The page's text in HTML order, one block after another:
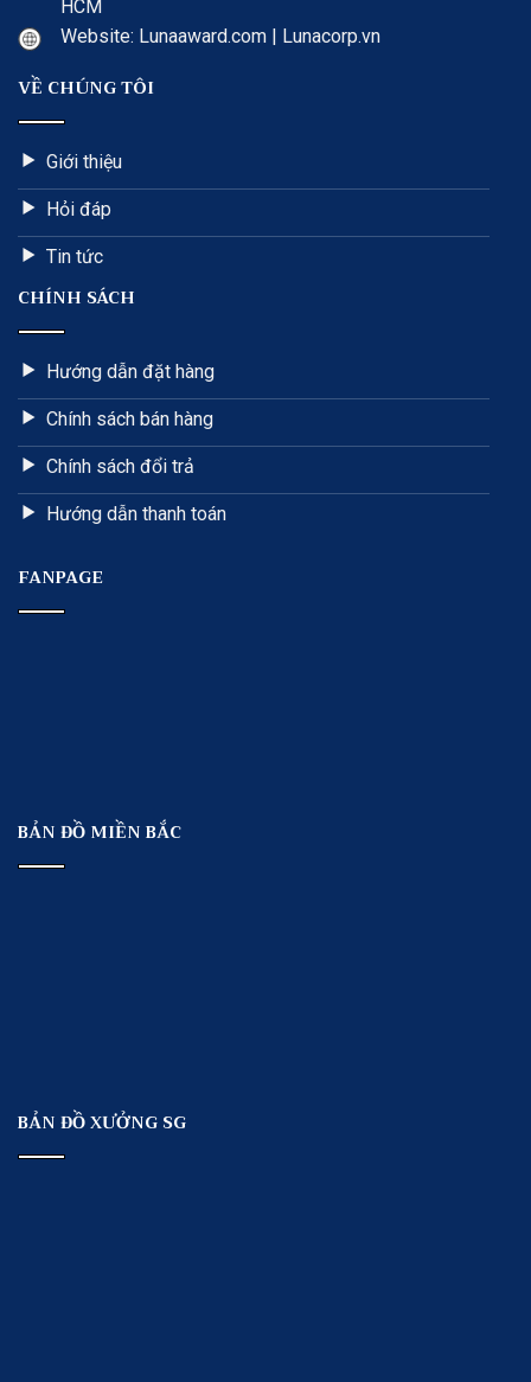
HCM
Website: Lunaaward.com | Lunacorp.vn
VỀ CHÚNG TÔI
Giới thiệu
Hỏi đáp
Tin tức
CHÍNH SÁCH
Hướng dẫn đặt hàng
Chính sách bán hàng
Chính sách đổi trả
Hướng dẫn thanh toán
FANPAGE
BẢN ĐỒ MIỀN BẮC
BẢN ĐỒ XƯỞNG SG